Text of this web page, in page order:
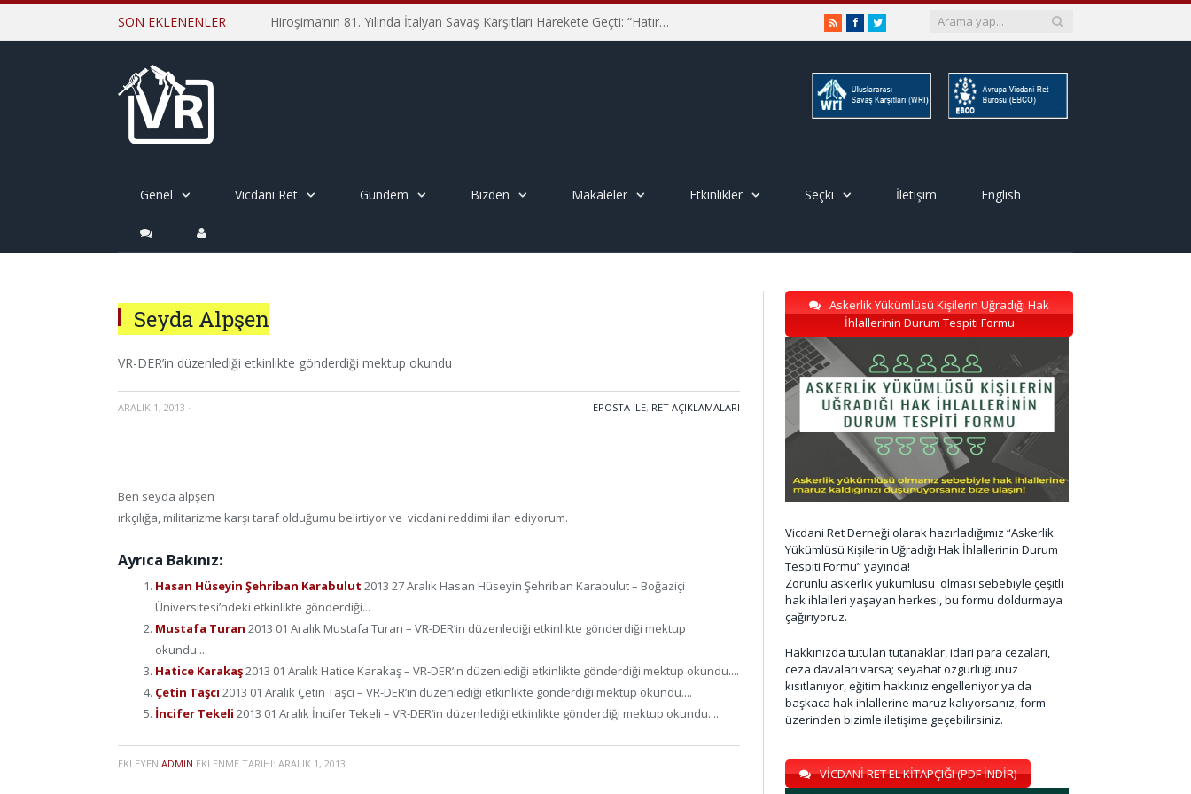
SON EKLENENLER Hiroşima’nın 81. Yılında İtalyan Savaş Karşıtları Harekete Geçti: “Hatırlamak yeterli değil” RSSFacebookTwitter
Genel Vicdani Ret Gündem Bizden Makaleler Etkinlikler Seçki İletişim English
Seyda Alpşen
VR-DER’in düzenlediği etkinlikte gönderdiği mektup okundu
ARALIK 1, 2013 · EPOSTA ILE, RET AÇIKLAMALARI
Ben seyda alpşen
ırkçılığa, militarizme karşı taraf olduğumu belirtiyor ve vicdani reddimi ilan ediyorum.
Ayrıca Bakınız:
Hasan Hüseyin Şehriban Karabulut 2013 27 Aralık Hasan Hüseyin Şehriban Karabulut – Boğaziçi
Üniversitesi’ndeki etkinlikte gönderdiği...
Mustafa Turan 2013 01 Aralık Mustafa Turan – VR-DER’in düzenlediği etkinlikte gönderdiği mektup
okundu....
Hatice Karakaş2013 01 Aralık Hatice Karakaş – VR-DER’in düzenlediği etkinlikte gönderdiği mektup okundu....
Çetin Taşcı 2013 01 Aralık Çetin Taşcı – VR-DER’in düzenlediği etkinlikte gönderdiği mektup okundu....
İncifer Tekeli 2013 01 Aralık İncifer Tekeli – VR-DER’in düzenlediği etkinlikte gönderdiği mektup okundu....
EKLEYEN ADMIN EKLENME TARIHI: ARALIK 1, 2013
Askerlik Yükümlüsü Kişilerin Uğradığı Hak
İhlallerinin Durum Tespiti Formu
Vicdani Ret Derneği olarak hazırladığımız “Askerlik
Yükümlüsü Kişilerin Uğradığı Hak İhlallerinin Durum
Tespiti Formu” yayında!
Zorunlu askerlik yükümlüsü olması sebebiyle çeşitli
hak ihlalleri yaşayan herkesi, bu formu doldurmaya
çağırıyoruz.
Hakkınızda tutulan tutanaklar, idari para cezaları,
ceza davaları varsa; seyahat özgürlüğünüz
kısıtlanıyor, eğitim hakkınız engelleniyor ya da
başkaca hak ihlallerine maruz kalıyorsanız, form
üzerinden bizimle iletişime geçebilirsiniz.
VİCDANİ RET EL KİTAPÇIĞI (PDF İNDİR)